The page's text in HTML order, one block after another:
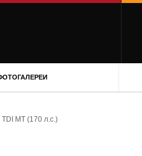
TDI MT (170 л.с.)